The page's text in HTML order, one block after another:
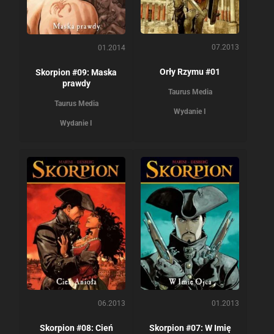
01.2014
Skorpion #09: Maska
prawdy
Taurus Media
Wydanie I
07.2013
Orły Rzymu #01
Taurus Media
Wydanie I
06.2013
Skorpion #08: Cień
01.2013
Skorpion #07: W Imię